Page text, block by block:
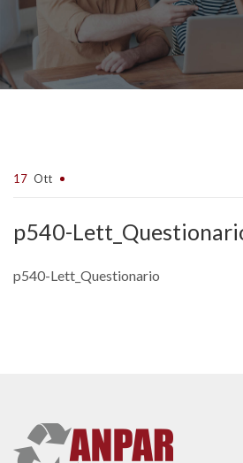
17 Ott
p540-
p540-Lett_Questionario